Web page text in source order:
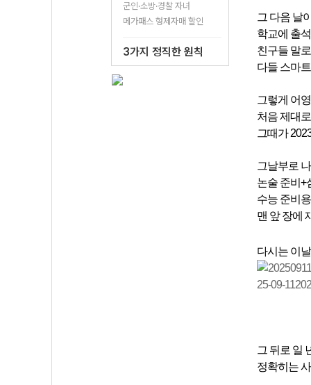
군인·소방·경찰 자녀
메가패스 형제자매 할인
3가지 정직한 원칙
그 다음 날
학교에 출
친구들 말
다들 스마
그렇게 어
처음 제대
그때가
그날부로
논술 준비+
수능 준비
맨 앞 장에
다시는 이
그 뒤로 일
정확히는